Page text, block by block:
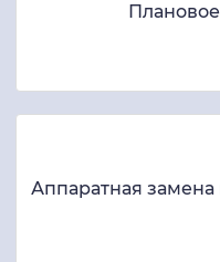
Аппаратная